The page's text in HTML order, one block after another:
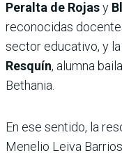
Peralta de Rojasy
reconocidas
sector educativo, y la
Resquín, alumna
Bethania.
En ese sentido, la
Menelio Leiva